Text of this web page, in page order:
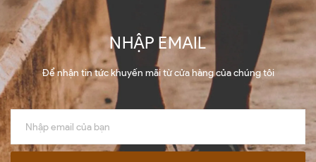
NHẬP EMAIL
Để nhận tin tức khuyến mãi từ cửa hàng của chúng tôi